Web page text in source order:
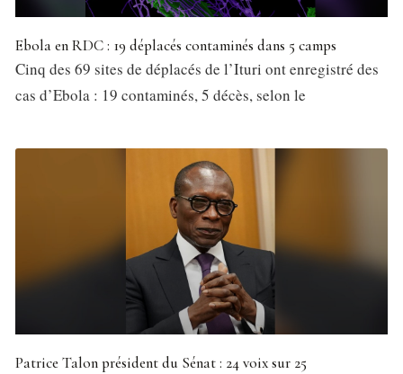
Ebola en RDC : 19 déplacés contaminés dans 5 camps
Cinq des 69 sites de déplacés de l’Ituri ont enregistré des
cas d’Ebola : 19 contaminés, 5 décès, selon le
Patrice Talon président du Sénat : 24 voix sur 25